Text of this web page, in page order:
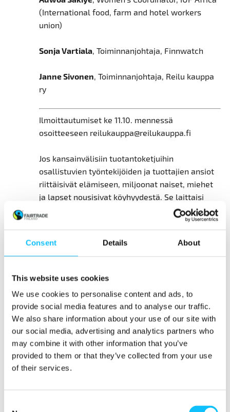
Consent Details About
This website uses cookies
We use cookies to personalise content and ads, to
provide social media features and to analyse our traffic.
We also share information about your use of our site with
our social media, advertising and analytics partners who
may combine it with other information that you’ve
provided to them or that they’ve collected from your use
of their services.
(International food, farm and hotel workers
union)
Sonja Vartiala, Toiminnanjohtaja, Finnwatch
Janne Sivonen, Toiminnanjohtaja, Reilu kauppa
ry
Ilmoittautumiset ke 11.10. mennessä
osoitteeseen reilukauppa@reilukauppa.fi
Jos kansainvälisiin tuotantoketjuihin
osallistuvien työntekijöiden ja tuottajien ansiot
riittäisivät elämiseen, miljoonat naiset, miehet
ja lapset nousisivat köyhyydestä. Se laittaisi
paikallistalouden pyörät hyrräämään ja kitkisi
Yhä useammat yritykset tuntevat
riittävät palkat ja tulot ihmisoikeutena – ja
ruokkivat työntekijöiden vaihtuvuutta,
vaarantavat tuottavuuden, tuotteiden laadun
sekä raaka-aineiden saatavuuden, ja ruokkivat
yhteiskunnallista epävakautta.
Elämiseen riittävä palkka kattaa perustasoiset